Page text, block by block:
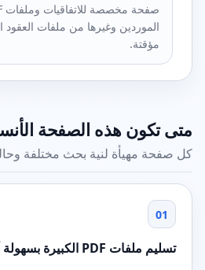
الموردين وغيرها من ملفات
مؤقتة.
متى تكون هذه الصفحة
كل صفحة مهيأة لنية بحث مختلفة
01
تسليم ملفات PDF الكبيرة بسهولة أكبر